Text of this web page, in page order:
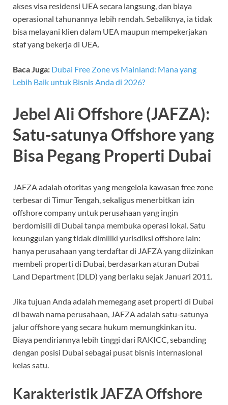
akses visa residensi UEA secara langsung, dan biaya
operasional tahunannya lebih rendah. Sebaliknya, ia tidak
bisa melayani klien dalam UEA maupun mempekerjakan
staf yang bekerja di UEA.
Baca Juga: Dubai Free Zone vs Mainland: Mana yang
Lebih Baik untuk Bisnis Anda di 2026?
Jebel Ali Offshore (JAFZA):
Satu-satunya Offshore yang
Bisa Pegang Properti Dubai
JAFZA adalah otoritas yang mengelola kawasan free zone
terbesar di Timur Tengah, sekaligus menerbitkan izin
offshore company untuk perusahaan yang ingin
berdomisili di Dubai tanpa membuka operasi lokal. Satu
keunggulan yang tidak dimiliki yurisdiksi offshore lain:
hanya perusahaan yang terdaftar di JAFZA yang diizinkan
membeli properti di Dubai, berdasarkan aturan Dubai
Land Department (DLD) yang berlaku sejak Januari 2011.
Jika tujuan Anda adalah memegang aset properti di Dubai
di bawah nama perusahaan, JAFZA adalah satu-satunya
jalur offshore yang secara hukum memungkinkan itu.
Biaya pendiriannya lebih tinggi dari RAKICC, sebanding
dengan posisi Dubai sebagai pusat bisnis internasional
kelas satu.
Karakteristik JAFZA Offshore